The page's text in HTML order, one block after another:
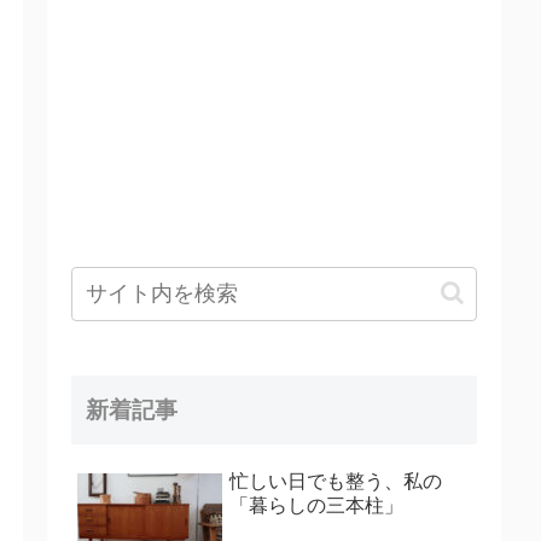
新着記事
忙しい日でも整う、私の
「暮らしの三本柱」